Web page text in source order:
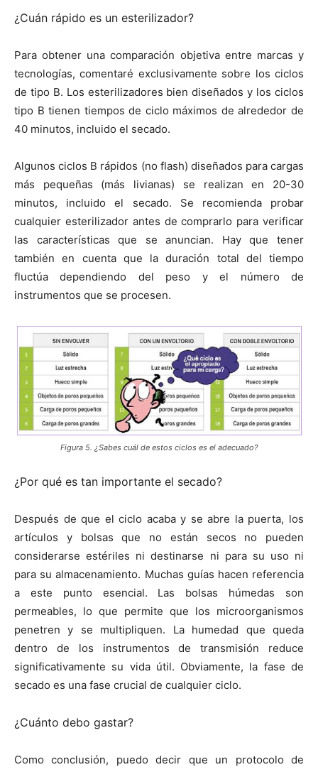
¿Cuán rápido es un esterilizador?
Para obtener una comparación objetiva entre marcas y
tecnologías, comentaré exclusivamente sobre los ciclos
de tipo B. Los esterilizadores bien diseñados y los ciclos
tipo B tienen tiempos de ciclo máximos de alrededor de
40 minutos, incluido el secado.
Algunos ciclos B rápidos (no flash) diseñados para cargas
más pequeñas (más livianas) se realizan en 20-30
minutos, incluido el secado. Se recomienda probar
cualquier esterilizador antes de comprarlo para verificar
las características que se anuncian. Hay que tener
también en cuenta que la duración total del tiempo
fluctúa dependiendo del peso y el número de
instrumentos que se procesen.
Figura 5. ¿Sabes cuál de estos ciclos es el adecuado?
¿Por qué es tan importante el secado?
Después de que el ciclo acaba y se abre la puerta, los
artículos y bolsas que no están secos no pueden
considerarse estériles ni destinarse ni para su uso ni
para su almacenamiento. Muchas guías hacen referencia
a este punto esencial. Las bolsas húmedas son
permeables, lo que permite que los microorganismos
penetren y se multipliquen. La humedad que queda
dentro de los instrumentos de transmisión reduce
significativamente su vida útil. Obviamente, la fase de
secado es una fase crucial de cualquier ciclo.
¿Cuánto debo gastar?
Como conclusión, puedo decir que un protocolo de